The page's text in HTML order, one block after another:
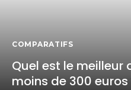
COMPARATIFS
Quel est le
moins de 300 euros